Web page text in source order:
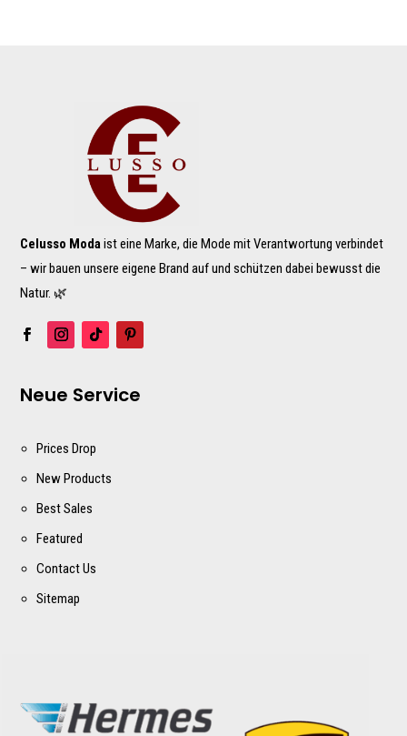
Celusso Modaist eine Marke, die Mode mit Verantwortung verbindet
– wir bauen unsere eigene Brand auf und schützen dabei bewusst die
Natur. 🌿
Neue Service
Prices Drop
New Products
Best Sales
Featured
Contact Us
Sitemap